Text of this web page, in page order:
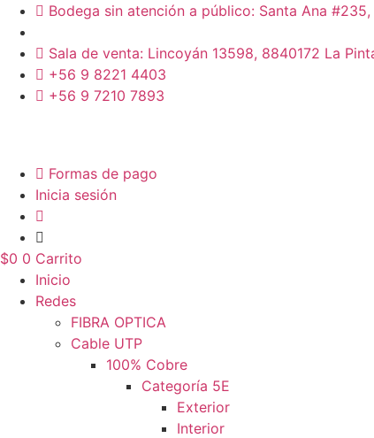
contenido
Bodega sin atención a público: Santa Ana
Sala de venta: Lincoyán 13598, 8840172 La
+56 9 8221 4403
+56 9 7210 7893
Formas de pago
Inicia sesión
$0 0 Carrito
Inicio
Redes
FIBRA OPTICA
Cable UTP
100% Cobre
Categoría 5E
Exterior
Interior